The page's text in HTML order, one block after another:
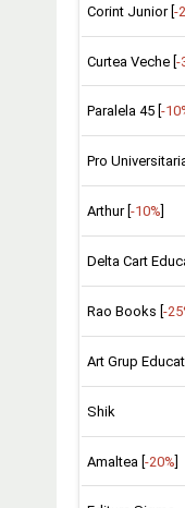
Corint Junior [-
Curtea Veche [-
Paralela 45 [ -
Pro Universitaria
Arthur [ -10%
Delta Cart
Rao Books [ -
Art Grup
Shik
Amaltea [-20%]